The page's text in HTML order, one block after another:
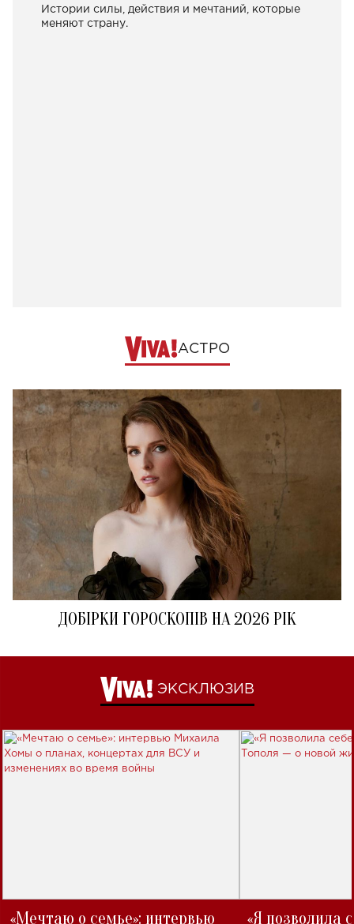
Истории силы, действия и мечтаний, которые
меняют страну.
АСТРО
ДОБІРКИ ГОРОСКОПІВ НА 2026 РІК
ЭКСКЛЮЗИВ
«Мечтаю о семье»: интервью «Я позволила